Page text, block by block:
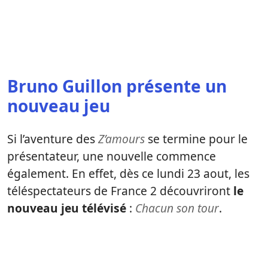
Bruno Guillon présente un
nouveau jeu
Si l’aventure desZ’amours se termine pour le
présentateur, une nouvelle commence
également. En effet, dès ce lundi 23 aout, les
téléspectateurs de France 2 découvriront le
nouveau jeu télévisé : Chacun son tour.